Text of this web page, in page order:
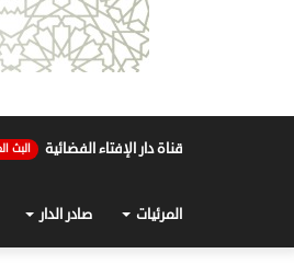
قناة دار الإفتاء الفضائية البث
المرئيات صادر الدار